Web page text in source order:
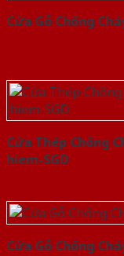
Cửa Gỗ Chống
Cửa Thép Chống
hiem-SGD
Cửa Gỗ Chống